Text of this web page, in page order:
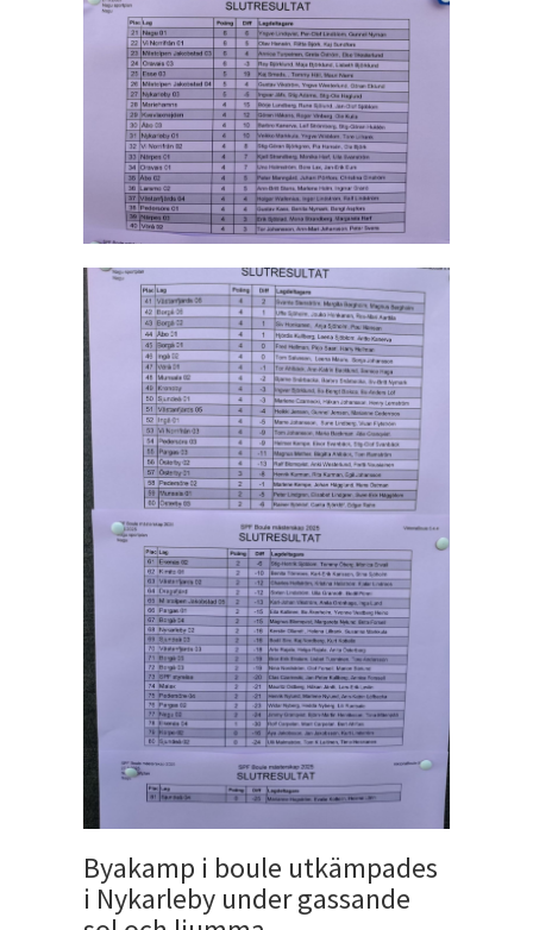
Byakamp i boule utkämpades
i Nykarleby under gassande